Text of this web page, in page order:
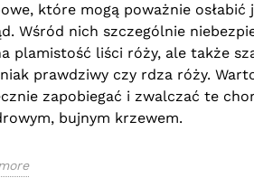
kolorów, kształtów
kwiatów oraz
wyjątkowym...
Read more
które mogą poważnie osłabić
Wśród nich szczególnie
plamistość liści róży, ale także
prawdziwy czy rdza róży.
zapobiegać i zwalczać te
bujnym krzewem.